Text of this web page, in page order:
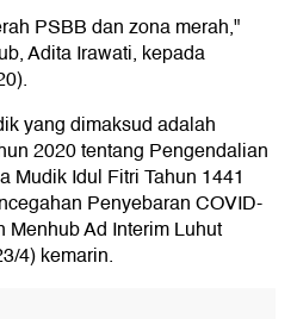
PSBB dan zona merah,"
Adita Irawati, kepada
yang dimaksud adalah
2020 tentang Pengendalian
Mudik Idul Fitri Tahun 1441
Penyebaran COVID-
Menhub Ad Interim Luhut
4) kemarin.